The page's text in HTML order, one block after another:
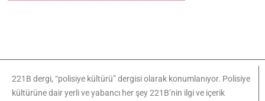
221B dergi, “polisiye kültürü” dergisi olarak konumlanıyor. Polisiye
kültürüne dair yerli ve yabancı her şey 221B’nin ilgi ve içerik